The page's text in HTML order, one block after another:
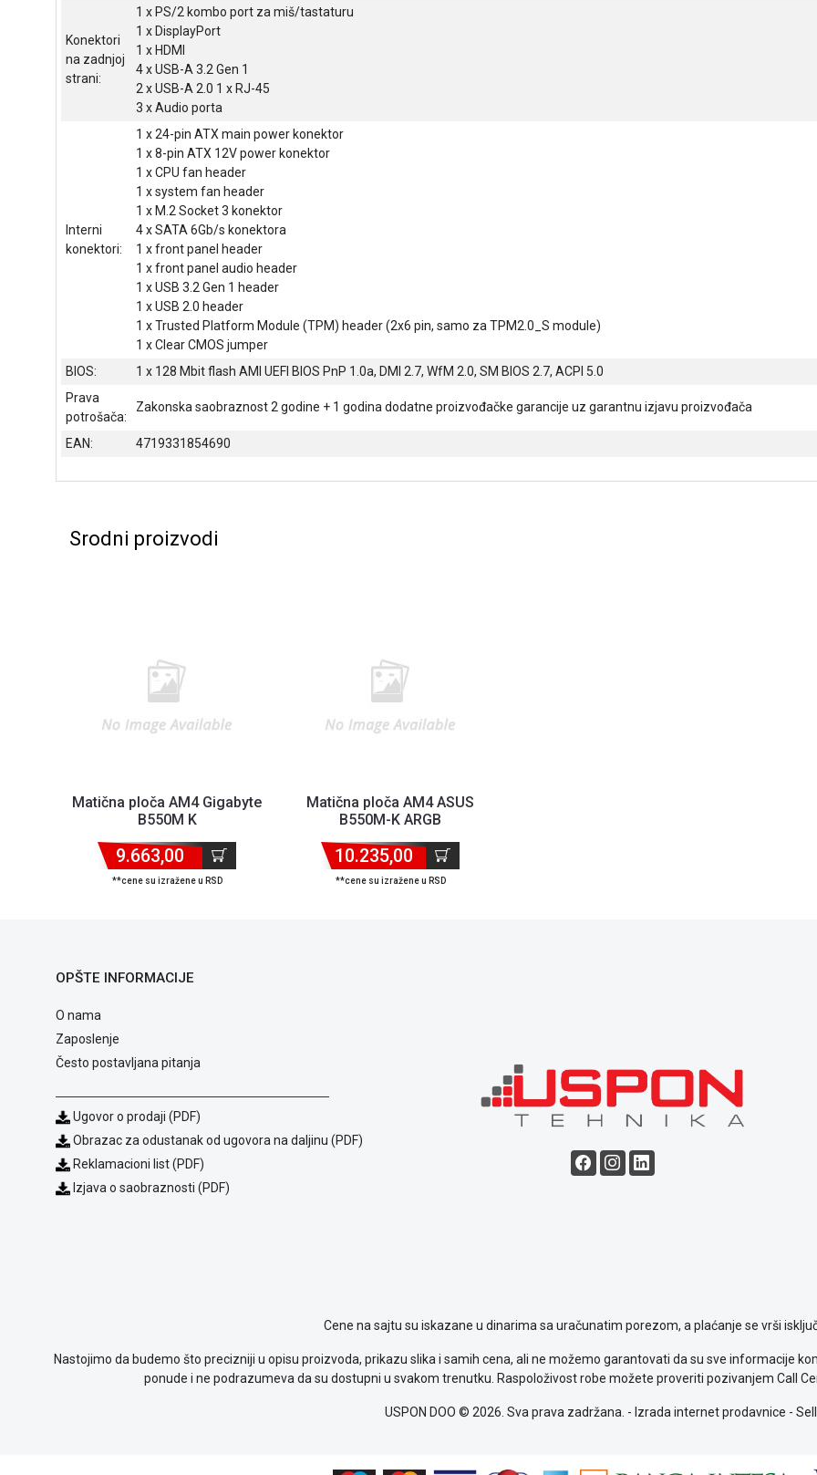
Konektori
na zadnjoj
strani:
1 x PS/2 kombo port za miš/tastaturu
1 x DisplayPort
1 x HDMI
4 x USB-A 3.2 Gen 1
2 x USB-A 2.0 1 x RJ-45
3 x Audio porta
Interni
konektori:
1 x 24-pin ATX main power konektor
1 x 8-pin ATX 12V power konektor
1 x CPU fan header
1 x system fan header
1 x M.2 Socket 3 konektor
4 x SATA 6Gb/s konektora
1 x front panel header
1 x front panel audio header
1 x USB 3.2 Gen 1 header
1 x USB 2.0 header
1 x Trusted Platform Module (TPM) header (2x6 pin, samo za TPM2.0_S module)
1 x Clear CMOS jumper
BIOS:
1 x 128 Mbit flash AMI UEFI BIOS PnP 1.0a, DMI 2.7, WfM 2.0, SM BIOS 2.7, ACPI 5.0
Prava
potrošača:
Zakonska saobraznost 2 godine + 1 godina dodatne proizvođačke garancije uz garantnu izjavu proizvođača
EAN: 4719331854690
Srodni proizvodi
Matična ploča AM4 Gigabyte
B550M K
9.663,00
**cene su izražene u RSD
Matična ploča AM4 ASUS
B550M-K ARGB
10.235,00
**cene su izražene u RSD
OPŠTE INFORMACIJE
O nama
Zaposlenje
Često postavljana pitanja
Ugovor o prodaji (PDF)
Obrazac za odustanak od ugovora na daljinu (PDF)
Reklamacioni list (PDF)
Izjava o saobraznosti (PDF)
Cene na sajtu su iskazane u dinarima sa uračunatim porezom, a plaćanje se vrši
Nastojimo da budemo što precizniji u opisu proizvoda, prikazu slika i samih cena, ali ne možemo garantovati da su sve informacije
ponude i ne podrazumeva da su dostupni u svakom trenutku. Raspoloživost robe možete proveriti pozivanjem Call
USPON DOO © 2026. Sva prava zadržana. - Izrada internet prodavnice -